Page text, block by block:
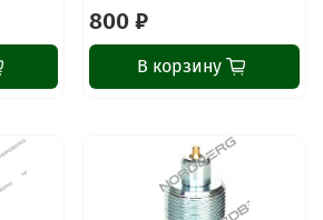
800 ₽
В корзину